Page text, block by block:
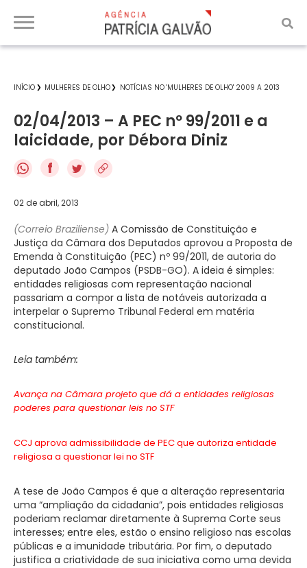
INÍCIO MULHERES DE OLHO NOTÍCIAS NO 'MULHERES DE OLHO' 2009 A 2013
02/04/2013 – A PEC nº 99/2011 e a
laicidade, por Débora Diniz
f
02 de abril, 2013
(Correio Braziliense) A Comissão de Constituição e
Justiça da Câmara dos Deputados aprovou a Proposta de
Emenda à Constituição (PEC) nº 99/2011, de autoria do
deputado João Campos (PSDB-GO). A ideia é simples:
entidades religiosas com representação nacional
passariam a compor a lista de notáveis autorizada a
interpelar o Supremo Tribunal Federal em matéria
constitucional.
Leia também:
Avança na Câmara projeto que dá a entidades religiosas
poderes para questionar leis no STF
CCJ aprova admissibilidade de PEC que autoriza entidade
religiosa a questionar lei no STF
A tese de João Campos é que a alteração representaria
uma “ampliação da cidadania”, pois entidades religiosas
poderiam reclamar diretamente à Suprema Corte seus
interesses; entre eles, estão o ensino religioso nas escolas
públicas e a imunidade tributária. Por fim, o deputado
justifica a criatividade de sua iniciativa como uma devida